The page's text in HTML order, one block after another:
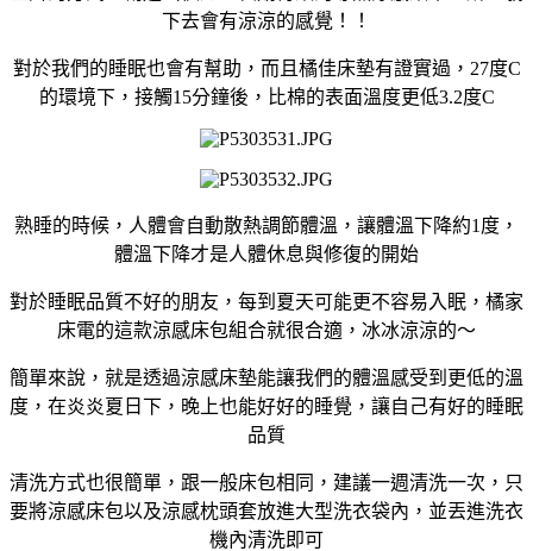
下去會有涼涼的感覺！！
對於我們的睡眠也會有幫助，而且橘佳床墊有證實過，27度C
的環境下，接觸15分鐘後，比棉的表面溫度更低3.2度C
熟睡的時候，人體會自動散熱調節體溫，讓體溫下降約1度，
體溫下降才是人體休息與修復的開始
對於睡眠品質不好的朋友，每到夏天可能更不容易入眠，橘家
床電的這款涼感床包組合就很合適，冰冰涼涼的～
簡單來說，就是透過涼感床墊能讓我們的體溫感受到更低的溫
度，在炎炎夏日下，晚上也能好好的睡覺，讓自己有好的睡眠
品質
清洗方式也很簡單，跟一般床包相同，建議一週清洗一次，只
要將涼感床包以及涼感枕頭套放進大型洗衣袋內，並丟進洗衣
機內清洗即可